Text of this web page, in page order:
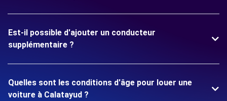
Est-il possible d'ajouter un conducteur
supplémentaire ?
Quelles sont les conditions d'âge pour louer une
voiture à Calatayud ?